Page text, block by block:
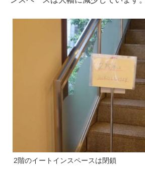
2階のイートインスペースは閉鎖